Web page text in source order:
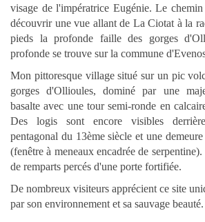
visage de l'impératrice Eugénie. Le
découvrir une vue allant de La Ciotat à la
pieds la profonde faille des gorges
profonde se trouve sur la commune
Mon pittoresque village situé sur un pic
gorges d'Ollioules, dominé par une
basalte avec une tour semi-ronde en
Des logis sont encore visibles
pentagonal du 13ème siècle et une
(fenêtre à meneaux encadrée de
de remparts percés d'une porte fortifiée.
De nombreux visiteurs apprécient ce site
par son environnement et sa sauvage beauté.